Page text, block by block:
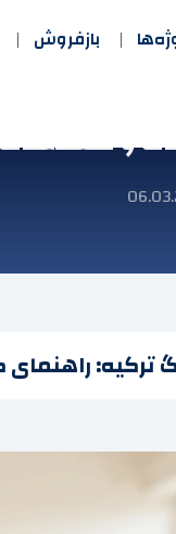
بازفروش
و
راهنمای